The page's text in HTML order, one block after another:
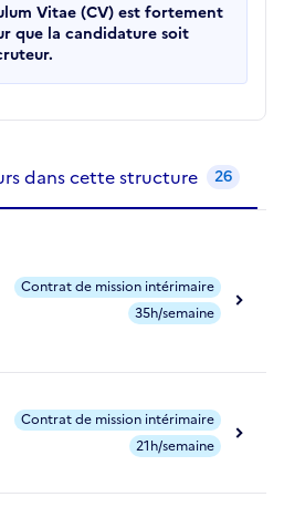
Vitae (CV) est fortement
que la candidature soit
dans cette structure 26
Contrat de mission intérimaire
35h/semaine
Contrat de mission intérimaire
21h/semaine